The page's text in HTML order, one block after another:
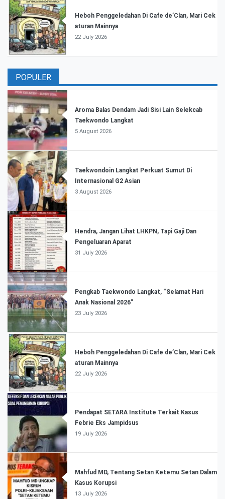
Heboh Penggeledahan Di Cafe de’Clan, Mari Cek
aturan Mainnya
22 July 2026
POPULER
Aroma Balas Dendam Jadi Sisi Lain Selekcab
Taekwondo Langkat
5 August 2026
Taekwondoin Langkat Perkuat Sumut Di
Internasional G2 Asian
3 August 2026
Hendra, Jangan Lihat LHKPN, Tapi Gaji Dan
Pengeluaran Aparat
31 July 2026
Pengkab Taekwondo Langkat, “Selamat Hari
Anak Nasional 2026”
23 July 2026
Heboh Penggeledahan Di Cafe de’Clan, Mari Cek
aturan Mainnya
22 July 2026
Pendapat SETARA Institute Terkait Kasus
Febrie Eks Jampidsus
19 July 2026
Mahfud MD, Tentang Setan Ketemu Setan Dalam
Kasus Korupsi
13 July 2026